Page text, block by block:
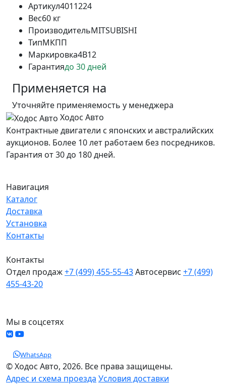
Артикул4011224
Вес60 кг
ПроизводительMITSUBISHI
ТипМКПП
Маркировка4B12
Гарантиядо 30 дней
Применяется на
Уточняйте применяемость у менеджера
Ходос Авто
Контрактные двигатели с японских и австралийских
аукционов. Более 10 лет работаем без посредников.
Гарантия от 30 до 180 дней.
Навигация
Каталог
Доставка
Установка
Контакты
Контакты
Отдел продаж+7 (499) 455-55-43Автосервис +7 (499)
455-43-20
Мы в соцсетях
WhatsApp
© Ходос Авто, 2026. Все права защищены.
Адрес и схема проезда Условия доставки